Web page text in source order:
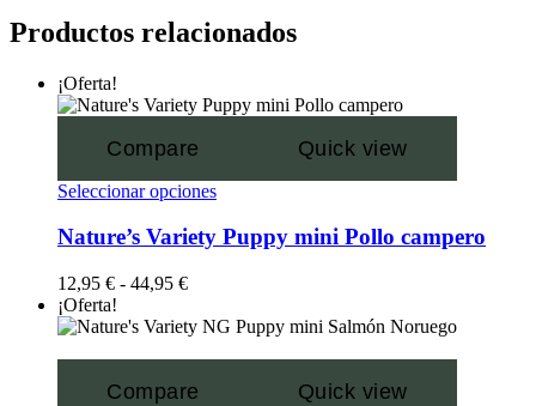
Productos relacionados
¡Oferta!
Compare Quick view
Seleccionar opciones
Nature’s Variety Puppy mini Pollo campero
12,95 € - 44,95 €
¡Oferta!
Compare Quick view